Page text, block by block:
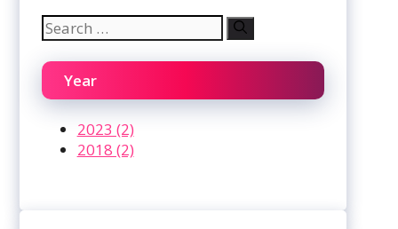
Search
for:
Year
2023 (2)
2018 (2)